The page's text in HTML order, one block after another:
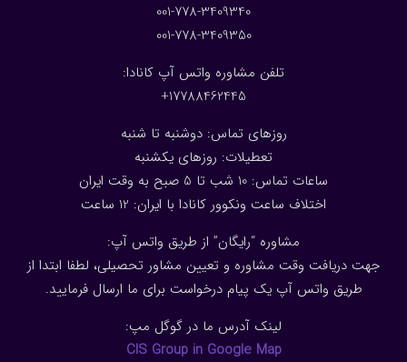
001-778-3409340
001-778-3409350
تلفن مشاوره واتس آپ کانادا:
17788462445+
روزهای تماس: دوشنبه تا شنبه
تعطیلات: روزهای یکشنبه
ساعات تماس: 10 شب تا 5 صبح به وقت ایران
اختلاف ساعت ونکوور کانادا با ایران: 1 2 ساعت
مشاوره “رایگان” از طریق واتس آپ:
جهت دریافت وقت مشاوره و تعیین مشاور تحصیلی، لطفا ابتدا از
طریق واتس آپ یک پیام درخواست برای ما ارسال فرمایید.
لینک آدرس ما در گوگل مپ:
CIS Group in Google Map